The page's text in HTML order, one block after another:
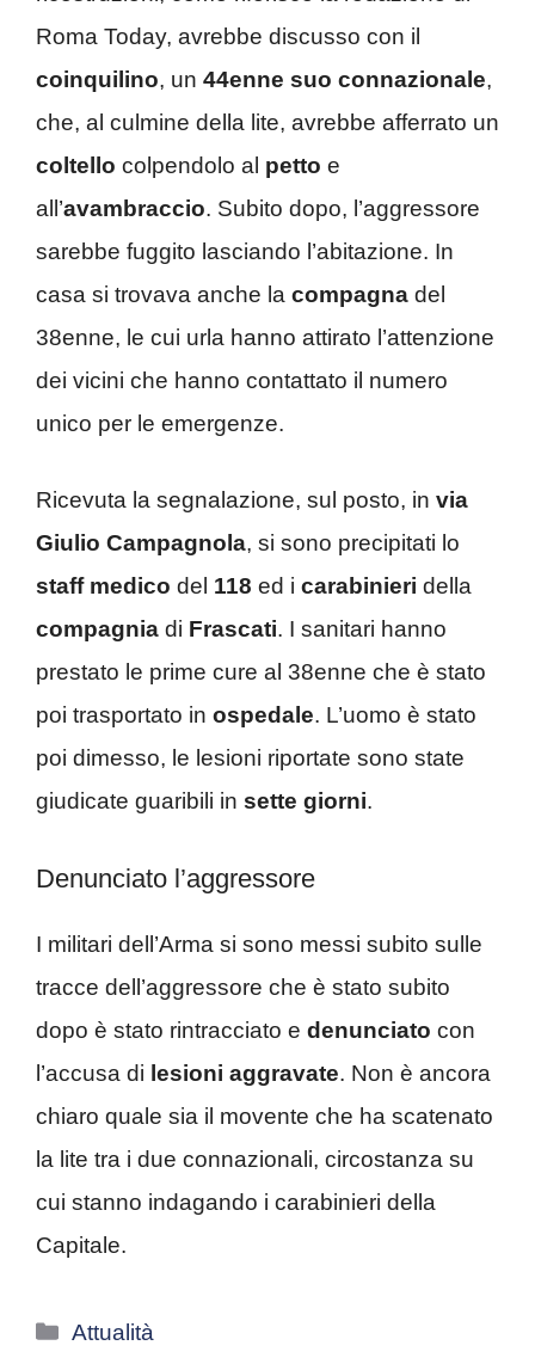
Roma Today, avrebbe discusso con il
coinquilino, un 44enne suo connazionale,
che, al culmine della lite, avrebbe afferrato un
coltello colpendolo al petto e
all’avambraccio. Subito dopo, l’aggressore
sarebbe fuggito lasciando l’abitazione. In
casa si trovava anche la compagna del
38enne, le cui urla hanno attirato l’attenzione
dei vicini che hanno contattato il numero
unico per le emergenze.
Ricevuta la segnalazione, sul posto, in via
Giulio Campagnola, si sono precipitati lo
staff medico del 118 ed i carabinieri della
compagnia di Frascati. I sanitari hanno
prestato le prime cure al 38enne che è stato
poi trasportato in ospedale. L’uomo è stato
poi dimesso, le lesioni riportate sono state
giudicate guaribili in sette giorni.
Denunciato l’aggressore
I militari dell’Arma si sono messi subito sulle
tracce dell’aggressore che è stato subito
dopo è stato rintracciato e denunciato con
l’accusa di lesioni aggravate. Non è ancora
chiaro quale sia il movente che ha scatenato
la lite tra i due connazionali, circostanza su
cui stanno indagando i carabinieri della
Capitale.
Categorie
Attualità